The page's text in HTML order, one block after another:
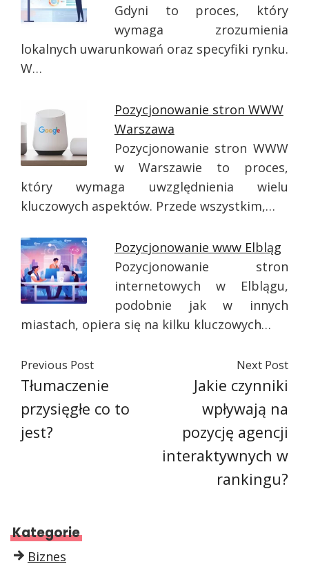
Gdyni to proces, który
wymaga zrozumienia
lokalnych uwarunkowań oraz specyfiki rynku.
W…
Pozycjonowanie stron WWW
Warszawa
Pozycjonowanie stron WWW
w Warszawie to proces,
który wymaga uwzględnienia wielu
kluczowych aspektów. Przede wszystkim,…
Pozycjonowanie www Elbląg
Pozycjonowanie stron
internetowych w Elblągu,
podobnie jak w innych
miastach, opiera się na kilku kluczowych…
Previous Post
Tłumaczenie
przysięgłe co to
jest?
Next Post
Jakie czynniki
wpływają na
pozycję agencji
interaktywnych w
rankingu?
Kategorie
Biznes